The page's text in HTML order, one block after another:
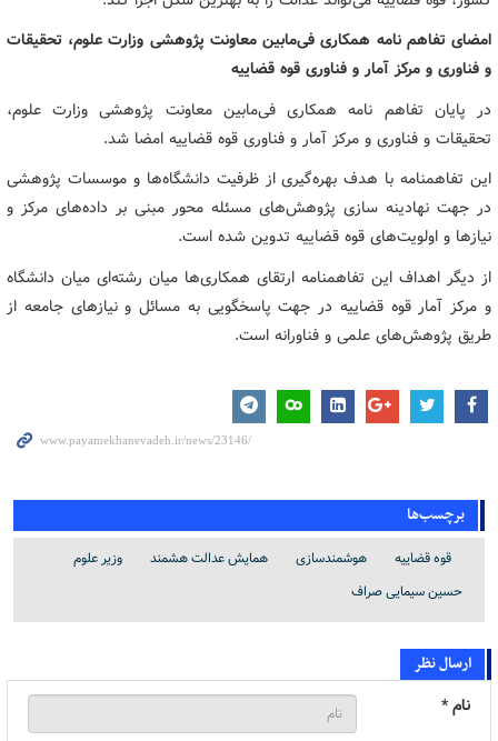
امضای تفاهم نامه همکاری فی‌مابین معاونت پژوهشی وزارت علوم، تحقیقات
و فناوری و مرکز آمار و فناوری قوه قضاییه
در پایان تفاهم نامه همکاری فی‌مابین معاونت پژوهشی وزارت علوم،
تحقیقات و فناوری و مرکز آمار و فناوری قوه قضاییه امضا شد.
این تفاهمنامه با هدف بهره‌گیری از ظرفیت دانشگاه‌ها و موسسات پژوهشی
در جهت نهادینه سازی پژوهش‌های مسئله محور مبنی بر داده‌های مرکز و
نیازها و اولویت‌های قوه قضاییه تدوین شده است.
از دیگر اهداف این تفاهمنامه ارتقای همکاری‌ها میان رشته‌ای میان دانشگاه
و مرکز آمار قوه قضاییه در جهت پاسخگویی به مسائل و نیازهای جامعه از
طریق پژوهش‌های علمی و فناورانه است.
برچسب‌ها
قوه قضاییه هوشمندسازی همایش عدالت هشمند
وزیر علوم
حسین سیمایی صراف
ارسال نظر
نام *